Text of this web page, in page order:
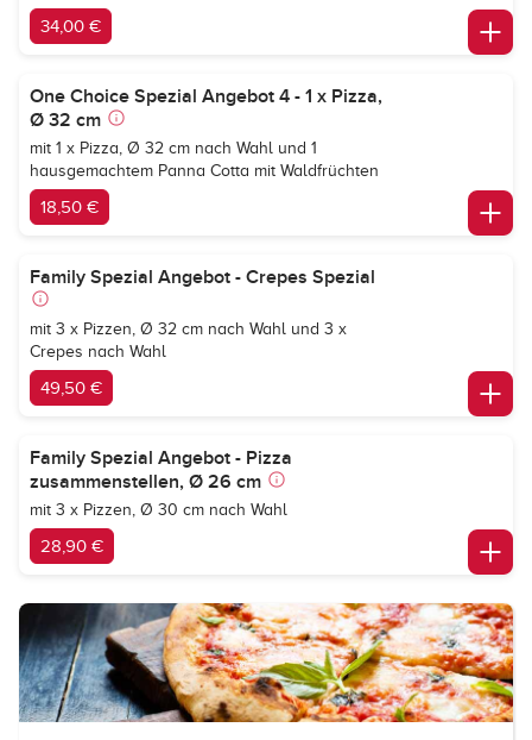
34,00 €
One Choice Spezial Angebot 4 - 1 x Pizza,
Ø 32 cm
mit 1 x Pizza, Ø 32 cm nach Wahl und 1
hausgemachtem Panna Cotta mit Waldfrüchten
18,50 €
Family Spezial Angebot - Crepes Spezial
mit 3 x Pizzen, Ø 32 cm nach Wahl und 3 x
Crepes nach Wahl
49,50 €
Family Spezial Angebot - Pizza
zusammenstellen, Ø 26 cm
mit 3 x Pizzen, Ø 30 cm nach Wahl
28,90 €